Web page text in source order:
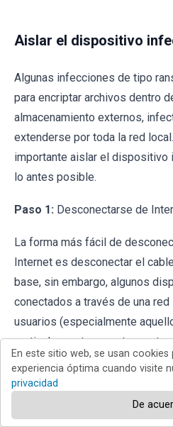
Aislar el dispositivo
Algunas infecciones de tipo
para encriptar archivos dentro
almacenamiento externos,
extenderse por toda la red
importante aislar el dispositivo
lo antes posible.
Paso 1: Desconectarse de
La forma más fácil de
Internet es desconectar el
base, sin embargo, algunos
conectados a través de una
usuarios (especialmente
particularmente expertos en
cables puede parecer molesto.
puede desconectar el sistema
En este sitio web, se usan
experiencia óptima cuando visite
privacidad
De